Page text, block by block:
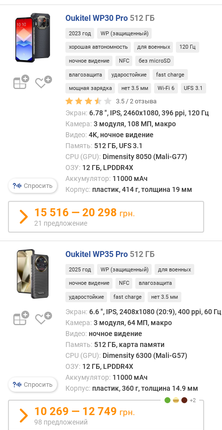
ш
е
н
и
е
д
и
п
у
с
(
%
)
о
п
е
р
т
и
а
т
Спросить
Oukitel WP30 Pro 512 ГБ
2023 год WP (защищенный)
хорошая автономность для военных 120 Гц
ночное видение NFC без microSD
влагозащита ударостойкие fast charge
мощная зарядка нет 3.5 мм Wi-Fi 6 UFS 3.1
3.5 /2 отзыва
Экран: 6.78 ", IPS, 2460х1080, 396 ppi, 120 Гц
Камера: 3 модуля, 108 МП, макро
Видео: 4K, ночное видение
Память: 512 ГБ, UFS 3.1
CPU (GPU): Dimensity 8050 (Mali-G77)
ОЗУ: 12 ГБ, LPDDR4X
Аккумулятор: 11000 мАч
Корпус: пластик, 414 г, толщина 19 мм
15 516 — 20 298 грн.
21 предложение
Спросить
Oukitel WP35 Pro 512 ГБ
2025 год WP (защищенный) для военных
ночное видение NFC влагозащита
ударостойкие fast charge нет 3.5 мм
Экран: 6.6 ", IPS, 2408х1080 (20:9), 400 ppi, 60 Гц
Камера: 3 модуля, 64 МП, макро
Видео: ночное видение
Память: 512 ГБ, карта памяти
CPU (GPU): Dimensity 6300 (Mali-G57)
ОЗУ: 12 ГБ, LPDDR4X
Аккумулятор: 11000 мАч
Корпус: пластик, 360 г, толщина 14.9 мм
10 269 — 12 749 грн.
98 предложений